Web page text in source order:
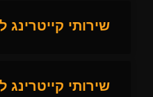
שירותי קייטרינג
שירותי קייטרינג